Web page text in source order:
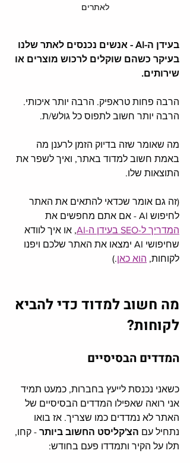
לאתרים
בעידן ה-AI - אנשים נכנסים לאתר שלנו
בעיקר כשהם שוקלים לרכוש מוצרים או
שירותים.
הרבה פחות טראפיק. הרבה יותר איכותי.
הרבה יותר חשוב לתפוס כל גולש/ת.
מה שאומר שזה בדיוק הזמן לרענן מה
באמת חשוב למדוד באתר, ואיך לשפר את
התוצאות שלו.
(זה גם אומר שכדאי להתאים את האתר
לחיפוש AI - אם אתם מחפשים את
המדריך ל-SEO בעידן ה-AI
, או איך לוודא
שחיפושי AI ימצאו את האתר שלכם ויפנו
לקוחות, הוא כאן.)
מה חשוב למדוד כדי להביא
לקוחות?
המדדים הבסיסיים
כשאני נכנסת לייעץ בחברות, כמעט תמיד
אני רואה שאפילו המדדים הבסיסיים של
האתר לא נמדדים כמו שצריך. אז בואו
נתחיל עם הצ'קליסט החשוב ביותר - קחו,
תלו על הקיר ותמדדו פעם בחודש: